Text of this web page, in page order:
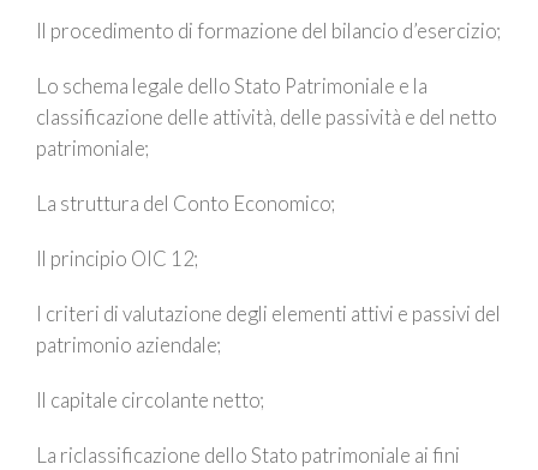
Il procedimento di formazione del bilancio d’esercizio;
Lo schema legale dello Stato Patrimoniale e la
classificazione delle attività, delle passività e del netto
patrimoniale;
La struttura del Conto Economico;
Il principio OIC 12;
I criteri di valutazione degli elementi attivi e passivi del
patrimonio aziendale;
Il capitale circolante netto;
La riclassificazione dello Stato patrimoniale ai fini